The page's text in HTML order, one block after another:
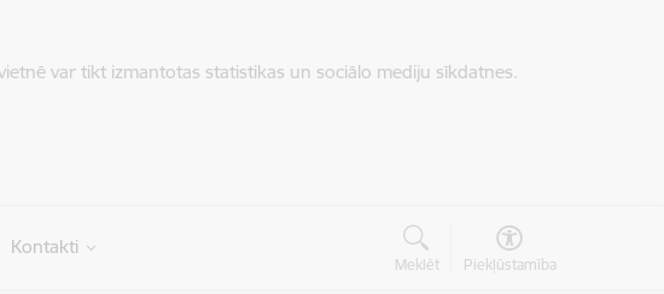
var tikt izmantotas statistikas un sociālo mediju sīkdatnes.
Kontakti
Meklēt Piekļūstamība